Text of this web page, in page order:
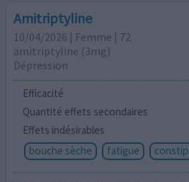
Amitriptyline
10/04/2026 | Femme | 72
amitriptyline (3mg)
Dépression
Efficacité
Quantité effets secondaires
Effets indésirables
bouche sèche
fatigue